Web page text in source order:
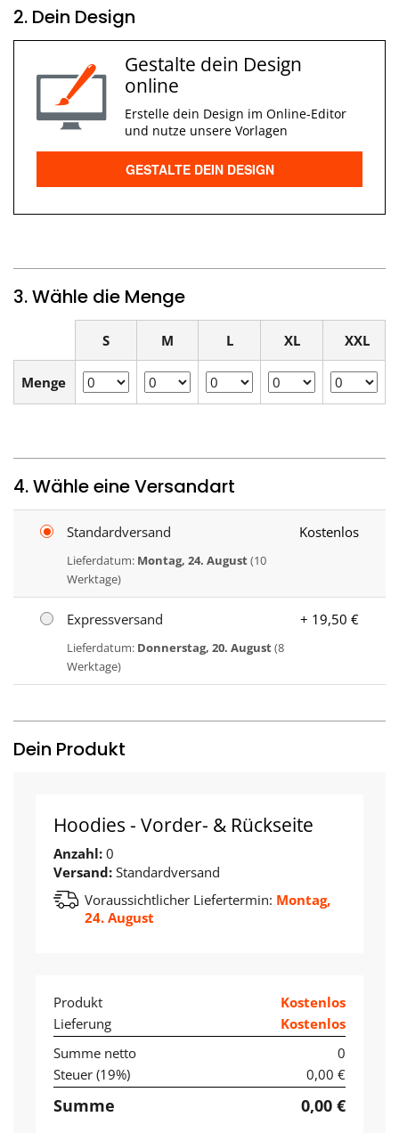
2. Dein Design
Gestalte dein Design
online
Erstelle dein Design im Online-Editor
und nutze unsere Vorlagen
GESTALTE DEIN DESIGN
3. Wähle die Menge
S M L XL XXL
Menge
4. Wähle eine Versandart
Standardversand
Lieferdatum: Montag, 24. August(10
Werktage)
Kostenlos
Expressversand
Lieferdatum: Donnerstag, 20. August(8
Werktage)
+ 19,50 €
Dein Produkt
Hoodies - Vorder- & Rückseite
Anzahl: 0
Versand: Standardversand
Voraussichtlicher Liefertermin: Montag,
24. August
Produkt
Kostenlos
Lieferung
Kostenlos
Summe netto
0
Steuer (19%) 0,00 €
Summe 0,00 €